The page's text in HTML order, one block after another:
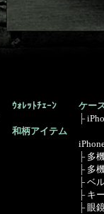
ｳｫﾚｯﾄﾁｪｰﾝ
和柄アイテム
ケー
├
├ 多
├ 多
├ベ
├ キ
├ 眼